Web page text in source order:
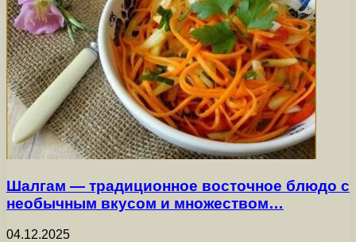
Шалгам — традиционное восточное блюдо с
необычным вкусом и множеством…
04.12.2025